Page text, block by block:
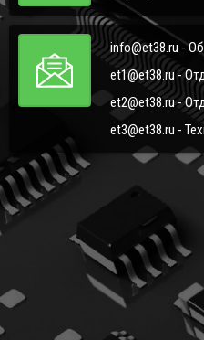
info@et38.ru -
et1@et38.ru -
et2@et38.ru -
et3@et38.ru -